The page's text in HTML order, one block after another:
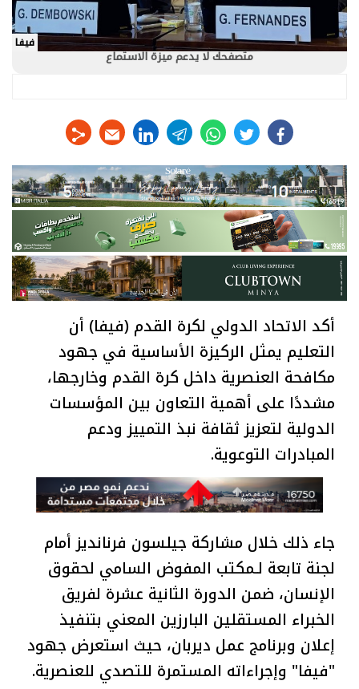
فيفا
متصفحك لا يدعم ميزة الاستماع
facebook
twitter
whats
telegram
linkedin
أكد الاتحاد الدولي لكرة القدم (فيفا) أن
التعليم يمثل الركيزة الأساسية في جهود
مكافحة العنصرية داخل كرة القدم وخارجها،
مشددًا على أهمية التعاون بين المؤسسات
الدولية لتعزيز ثقافة نبذ التمييز ودعم
المبادرات التوعوية.
جاء ذلك خلال مشاركة جيلسون فرنانديز أمام
لجنة تابعة لـمكتب المفوض السامي لحقوق
الإنسان، ضمن الدورة الثانية عشرة لفريق
الخبراء المستقلين البارزين المعني بتنفيذ
إعلان وبرنامج عمل ديربان، حيث استعرض جهود
"فيفا" وإجراءاته المستمرة للتصدي للعنصرية.